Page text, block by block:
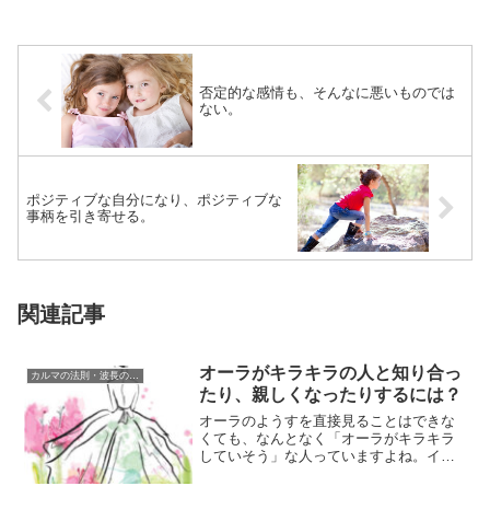
否定的な感情も、そんなに悪いものでは
ない。
ポジティブな自分になり、ポジティブな
事柄を引き寄せる。
関連記事
オーラがキラキラの人と知り合っ
たり、親しくなったりするには？
オーラのようすを直接見ることはできな
くても、なんとなく「オーラがキラキラ
していそう」な人っていますよね。イメ